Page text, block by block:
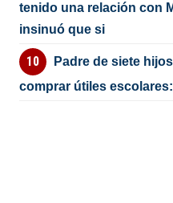
tenido una relación con
insinuó que si
Padre de siete
comprar útiles